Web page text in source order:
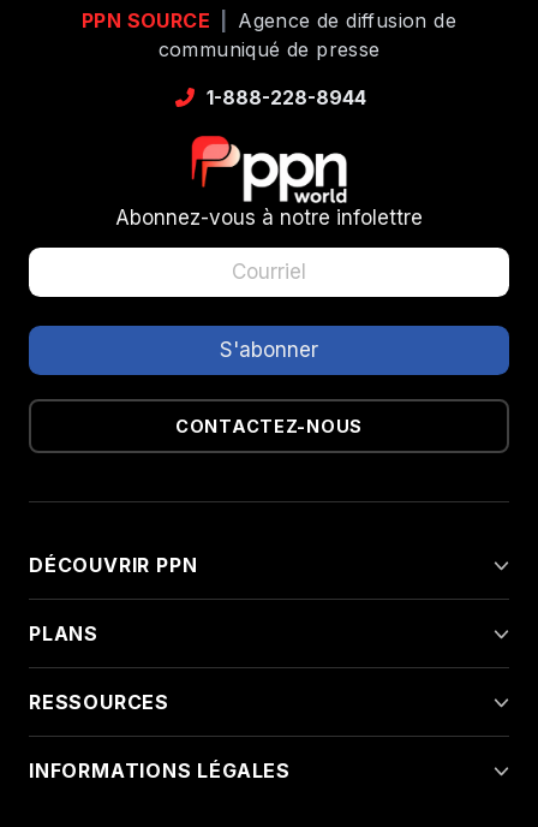
PPN SOURCE
Agence de diffusion de
communiqué de presse
1-888-228-8944
Abonnez-vous à notre infolettre
CONTACTEZ-NOUS
DÉCOUVRIR PPN
PLANS
RESSOURCES
INFORMATIONS LÉGALES